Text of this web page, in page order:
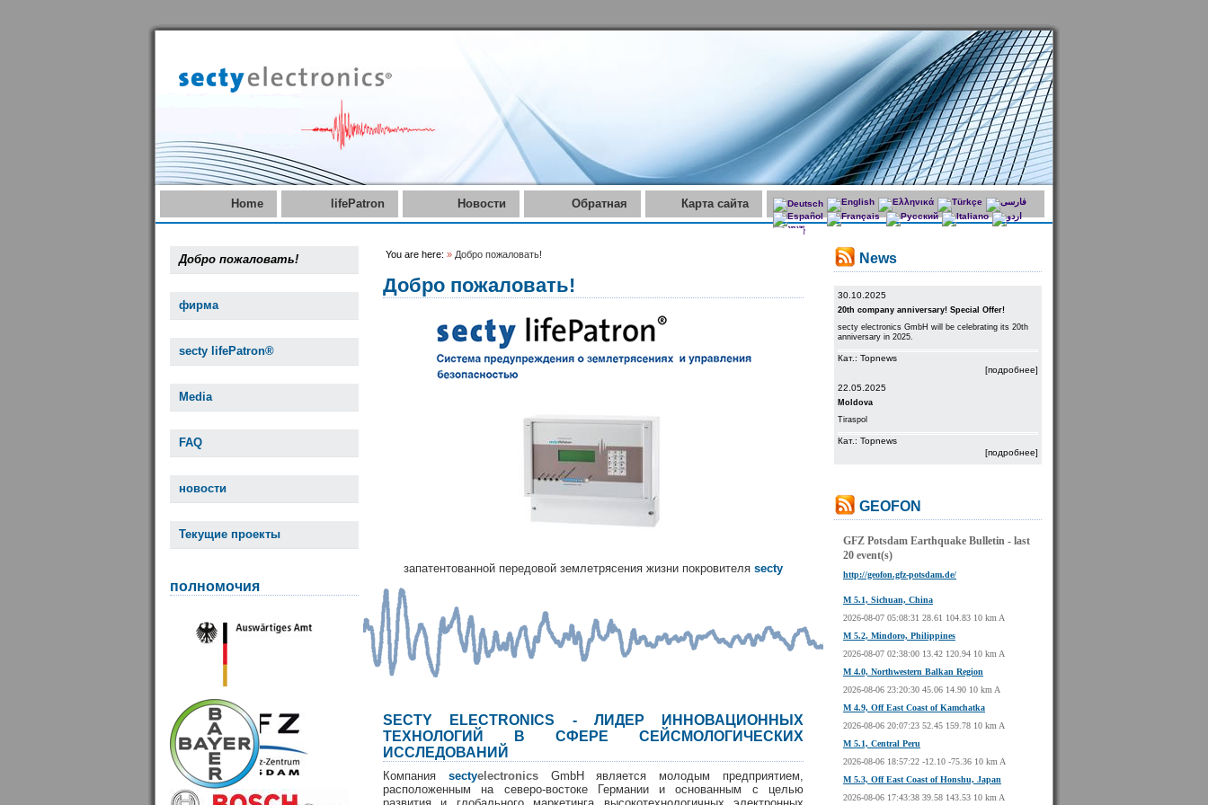
Home lifePatron Новости
Обратная
Карта сайта
Добро пожаловать!
фирма
secty lifePatron®
Media
FAQ
новости
Текущие проекты
полномочия
You are here: » Добро пожаловать!
Добро пожаловать!
запатентованной передовой землетрясения жизни покровителя secty
SECTY ELECTRONICS - ЛИДЕР ИННОВАЦИОННЫХ
ТЕХНОЛОГИЙ В СФЕРЕ СЕЙСМОЛОГИЧЕСКИХ
ИССЛЕДОВАНИЙ
Компания sectyelectronics GmbH является молодым предприятием,
расположенным на северо-востоке Германии и основанным с целью
News
30.10.2025
20th company anniversary! Special Offer!
secty electronics GmbH will be celebrating its 20th
anniversary in 2025.
Кат.: Topnews
[подробнее]
22.05.2025
Moldova
Tiraspol
Кат.: Topnews
[подробнее]
GEOFON
GFZ Potsdam Earthquake Bulletin - last
20 event(s)
http://geofon.gfz-potsdam.de/
M 5.1, Sichuan, China
2026-08-07 05:08:31 28.61 104.83 10 km A
M 5.2, Mindoro, Philippines
2026-08-07 02:38:00 13.42 120.94 10 km A
M 4.0, Northwestern Balkan Region
2026-08-06 23:20:30 45.06 14.90 10 km A
M 4.9, Off East Coast of Kamchatka
2026-08-06 20:07:23 52.45 159.78 10 km A
M 5.1, Central Peru
2026-08-06 18:57:22 -12.10 -75.36 10 km A
M 5.3, Off East Coast of Honshu, Japan
2026-08-06 17:43:38 39.58 143.53 10 km A